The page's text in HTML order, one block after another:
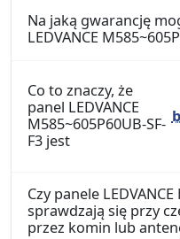
Na jaką gwarancję
LEDVANCE
Co to znaczy, że
panel LEDVANCE
M585~605P60UB-SF-
F3 jest
Czy panele
sprawdzają się przy
przez komin lub